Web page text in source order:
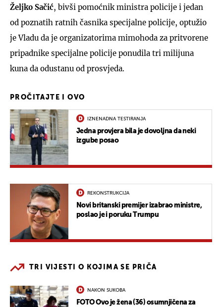
Željko Sačić, bivši pomoćnik ministra policije i jedan
od poznatih ratnih časnika specijalne policije, optužio
je Vladu da je organizatorima mimohoda za pritvorene
pripadnike specijalne policije ponudila tri milijuna
kuna da odustanu od prosvjeda.
PROČITAJTE I OVO
IZNENADNA TESTIRANJA
Jedna provjera bila je dovoljna da neki
izgube posao
REKONSTRUKCIJA
Novi britanski premijer izabrao ministre,
poslao je i poruku Trumpu
TRI VIJESTI O KOJIMA SE PRIČA
NAKON SUKOBA
FOTO Ovo je žena (36) osumnjičena za